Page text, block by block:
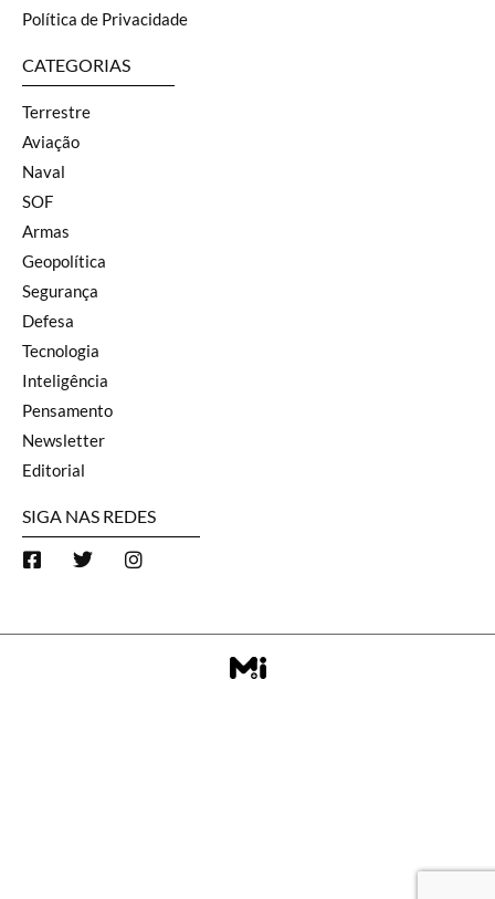
Política de Privacidade
CATEGORIAS
Terrestre
Aviação
Naval
SOF
Armas
Geopolítica
Segurança
Defesa
Tecnologia
Inteligência
Pensamento
Newsletter
Editorial
SIGA NAS REDES